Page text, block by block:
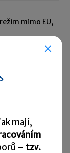
mimo EU,
v
(SME) za 2.
sazby daně za
mají,
– tzv.